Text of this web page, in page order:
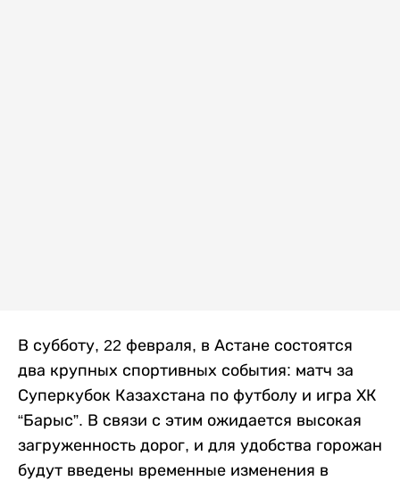
В субботу, 22 февраля, в Астане состоятся
два крупных спортивных события: матч за
Суперкубок Казахстана по футболу и игра ХК
“Барыс”. В связи с этим ожидается высокая
загруженность дорог, и для удобства горожан
будут введены временные изменения в